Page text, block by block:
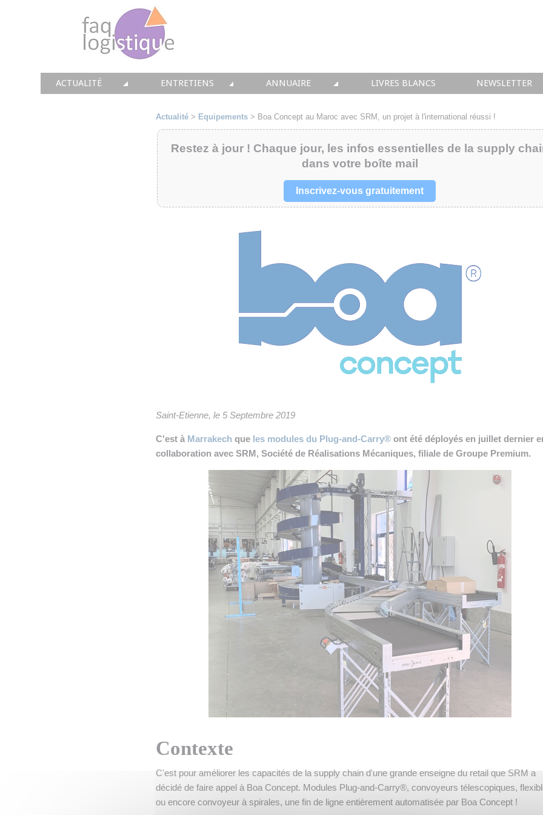
ACTUALITÉ ENTRETIENS ANNUAIRE
• SOLUTIONS
• INTEGRATION
• INTRALOGISTIQUE
• PRESTATION LOGISTIQUE
• RECRUTEMENT
👉 INSCRIRE SA SOCIÉTÉ
LIVRES BLANCS NEWSLETTER
Actualité > Equipements > Boa Concept au Maroc avec SRM, un projet à l'international réussi !
Restez à jour ! Chaque jour, les infos essentielles de la supply
dans votre boîte mail
Inscrivez-vous gratuitement
Saint-Etienne, le 5 Septembre 2019
C'est à Marrakech que les modules du Plug-and-Carry® ont été déployés en juillet dernier
collaboration avec SRM, Société de Réalisations Mécaniques, filiale de Groupe Premium.
Contexte
C'est pour améliorer les capacités de la supply chain d'une grande enseigne du retail que SRM a
décidé de faire appel à Boa Concept. Modules Plug-and-Carry®, convoyeurs télescopiques,
ou encore convoyeur à spirales, une fin de ligne entièrement automatisée par Boa Concept !